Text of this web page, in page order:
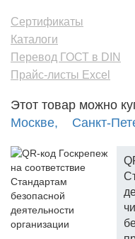
Сертификаты
Каталоги
Перевод ГОСТ в DIN
Прайс-листы Excel
Этот товар можно
Москве,
Санкт-